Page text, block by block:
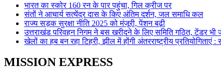
भारत का स्कोर 160 रन के पार पहुंचा, गिल क्रीज पर
संतों ने आचार्य सत्येंद्र दास के किए अंतिम दर्शन, जल समाधि कल
राज्य सड़क सुरक्षा नीति 2025 को मंजूरी, पेंशन बढ़ी
उत्तराखंड परिवहन निगम ने बस खरीदने के लिए समिति गठित, टेंडर भी
खेलों का हब बन रहा टिहरी, झील में होंगी अंतरराष्ट्रीय प्रतियोगिताएं :
MISSION EXPRESS